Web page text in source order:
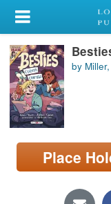
My Account
Library Card
Sign In
Search
Locations/Hours
page)
by
Place